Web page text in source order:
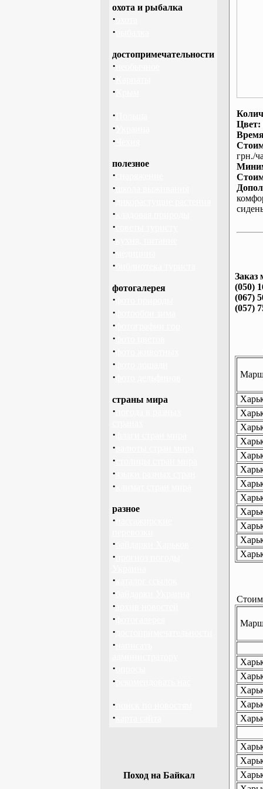
охота и рыбалка
·
·
достопримечательности
·
·
·
·
·
·
полезное
·
·
·
·
·
·
·
·
фотогалерея
·
·
·
·
·
·
·
страны мира
·
·
·
·
·
·
разное
·
·
·
·
·
·
·
·
·
·
·
·
·
Поход на Байкал
Цвет:
грн./
Заказ
(050)
(067)
(057)